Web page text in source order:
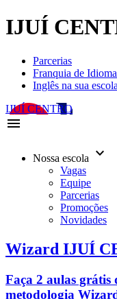
IJUÍ
Parcerias
Franquia de
Inglês na sua escola
IJUÍ CENTRO
menu
Nossa escola keyboard_arrow_down
Vagas
Equipe
Parcerias
Promoções
Novidades
Wizard IJUÍ
Faça 2 aulas grátis
metodologia